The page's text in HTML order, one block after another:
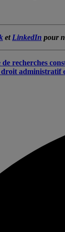
et LinkedIn pour
recherches
droit